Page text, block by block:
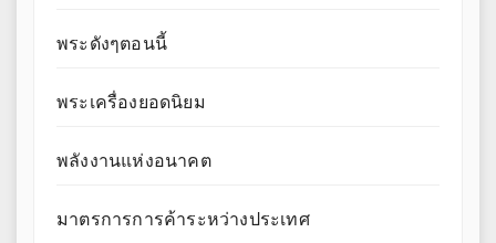
พระดังๆตอนนี้
พระเครื่องยอดนิยม
พลังงานแห่งอนาคต
มาตรการการค้าระหว่างประเทศ